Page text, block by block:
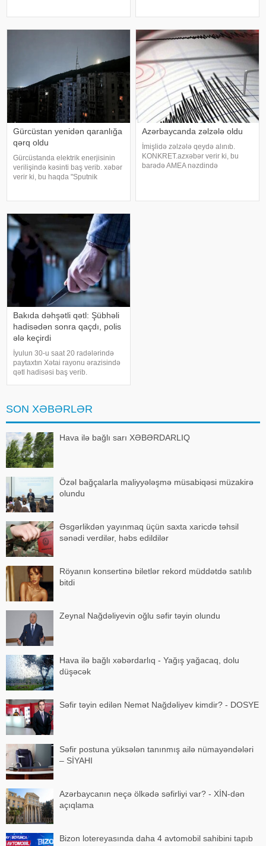
aidiyyəti üzrə təhvil verilib. 15
dünyasını dəyişib. Bu gün onu
Gürcüstan yenidən qaranlığa
qərq oldu
Gürcüstanda elektrik enerjisinin
verilişində kəsinti baş verib. xəbər
verir ki, bu haqda "Sputnik
kəsilməsidir
Azərbaycanda zəlzələ oldu
İmişlidə zəlzələ qeydə alınıb.
KONKRET.azxəbər verir ki, bu
barədə AMEA nəzdində
Bakıda dəhşətli qətl: Şübhəli
hadisədən sonra qaçdı, polis
ələ keçirdi
İyulun 30-u saat 20 radələrində
paytaxtın Xətai rayonu ərazisində
qətl hadisəsi baş verib.
təvəllüdlü Orxan Yusubova
bıçaqla xəsarətlə
SON XƏBƏRLƏR
Hava ilə bağlı sarı XƏBƏRDARLIQ
Özəl bağçalarla maliyyələşmə müsabiqəsi müzakirə
olundu
Əsgərlikdən yayınmaq üçün saxta xaricdə təhsil
sənədi verdilər, həbs edildilər
Röyanın konsertinə biletlər rekord müddətdə satılıb
bitdi
Zeynal Nağdəliyevin oğlu səfir təyin olundu
Hava ilə bağlı xəbərdarlıq - Yağış yağacaq, dolu
düşəcək
Səfir təyin edilən Nemət Nağdəliyev kimdir? - DOSYE
Səfir postuna yüksələn tanınmış ailə nümayəndələri
– SİYAHI
Azərbaycanın neçə ölkədə səfirliyi var? - XİN-dən
açıqlama
Bizon lotereyasında daha 4 avtomobil sahibini tapıb